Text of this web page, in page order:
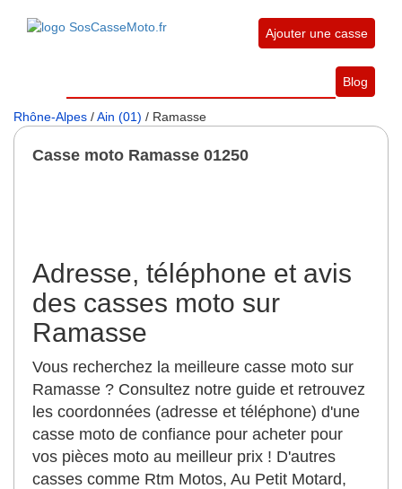
Ajouter une casse
Blog
Rhône-Alpes /Ain (01) / Ramasse
Casse moto Ramasse 01250
Adresse, téléphone et avis
des casses moto sur
Ramasse
Vous recherchez la meilleure casse moto sur
Ramasse ? Consultez notre guide et retrouvez
les coordonnées (adresse et téléphone) d'une
casse moto de confiance pour acheter pour
vos pièces moto au meilleur prix ! D'autres
casses comme Rtm Motos, Au Petit Motard,